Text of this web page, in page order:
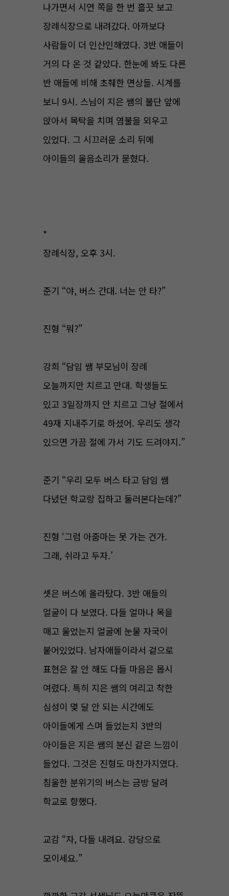
나가면서 시연 쪽을 한 번 흘끗 보고
장례식장으로 내려갔다. 아까보다
사람들이 더 인산인해였다. 3반 애들이
거의 다 온 것 같았다. 한눈에 봐도 다른
반 애들에 비해 초췌한 면상들. 시계를
보니 9시. 스님이 지은 쌤의 불단 앞에
앉아서 목탁을 치며 염불을 외우고
있었다. 그 시끄러운 소리 뒤에
아이들의 울음소리가 묻혔다.
*
장례식장, 오후 3시.
준기 “야, 버스 간대. 너는 안 타?”
진형 “뭐?”
강희 “담임 쌤 부모님이 장례
오늘까지만 치르고 만대. 학생들도
있고 3일장까지 안 치르고 그냥 절에서
49재 지내주기로 하셨어. 우리도 생각
있으면 가끔 절에 가서 기도 드려야지.”
준기 “우리 모두 버스 타고 담임 쌤
다녔던 학교랑 집하고 둘러본다는데?”
진형 ‘그럼 아줌마는 못 가는 건가.
그래, 쉬라고 두자.’
셋은 버스에 올라탔다. 3반 애들의
얼굴이 다 보였다. 다들 얼마나 목을
매고 울었는지 얼굴에 눈물 자국이
붙어있었다. 남자애들이라서 겉으로
표현은 잘 안 해도 다들 마음은 몹시
여렸다. 특히 지은 쌤의 여리고 착한
심성이 몇 달 안 되는 시간에도
아이들에게 스며 들었는지 3반의
아이들은 지은 쌤의 분신 같은 느낌이
들었다. 그것은 진형도 마찬가지였다.
침울한 분위기의 버스는 금방 달려
학교로 향했다.
교감 “자, 다들 내려요. 강당으로
모이세요.”